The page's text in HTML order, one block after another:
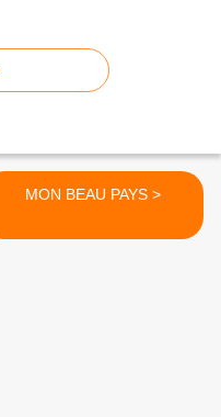
MON BEAU PAYS >